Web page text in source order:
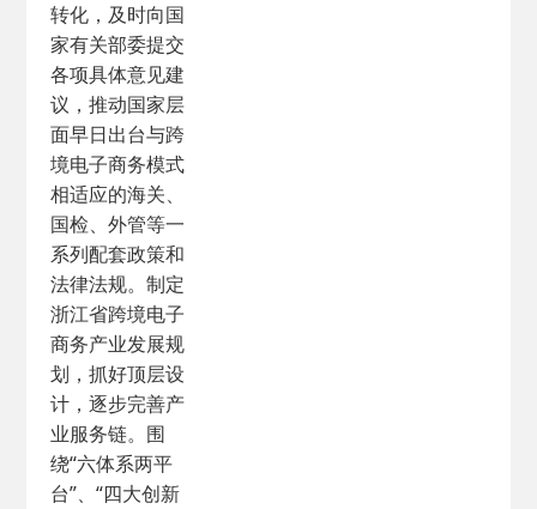
转化，及时向国
家有关部委提交
各项具体意见建
议，推动国家层
面早日出台与跨
境电子商务模式
相适应的海关、
国检、外管等一
系列配套政策和
法律法规。制定
浙江省跨境电子
商务产业发展规
划，抓好顶层设
计，逐步完善产
业服务链。围
绕“六体系两平
台”、“四大创新